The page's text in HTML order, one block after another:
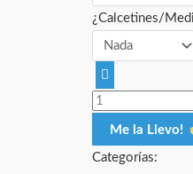
¿Calcetines/
Me la Llevo!
Categorías: